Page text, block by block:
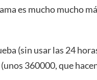
es mucho mucho
(sin usar las 24
360000, que